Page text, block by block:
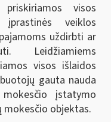
priskiriamos visos
veiklos
uždirbti ar
Leidžiamiems
visos išlaidos
gauta nauda
įstatymo
mokesčio objektas.